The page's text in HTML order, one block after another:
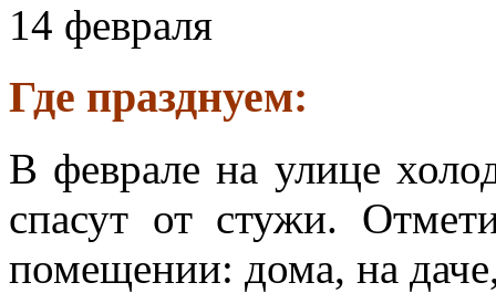
14 февраля
Где празднуем:
В феврале на улице
спасут от стужи.
помещении: дома, на